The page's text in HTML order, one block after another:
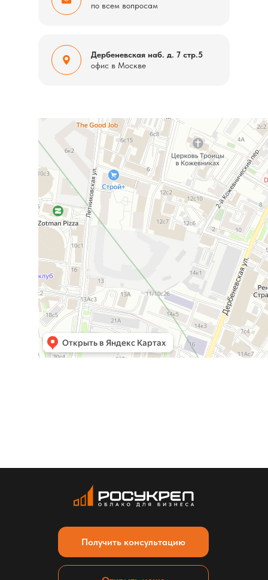
по всем вопросам
Дербеневская наб. д. 7 стр.5
офис в Москве
Дербеневская набережная, 7с5 — Яндекс Карты
Получить консультацию